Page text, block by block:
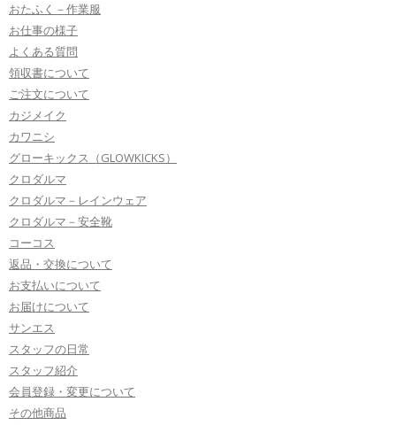
おたふく－作業服
お仕事の様子
よくある質問
領収書について
ご注文について
カジメイク
カワニシ
グローキックス（GLOWKICKS）
クロダルマ
クロダルマ－レインウェア
クロダルマ－安全靴
コーコス
返品・交換について
お支払いについて
お届けについて
サンエス
スタッフの日常
スタッフ紹介
会員登録・変更について
その他商品